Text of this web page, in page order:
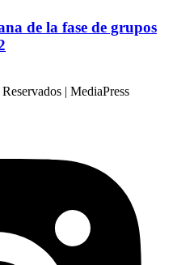
de la fase de grupos
| MediaPress